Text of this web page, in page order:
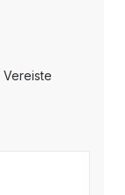
Vereiste